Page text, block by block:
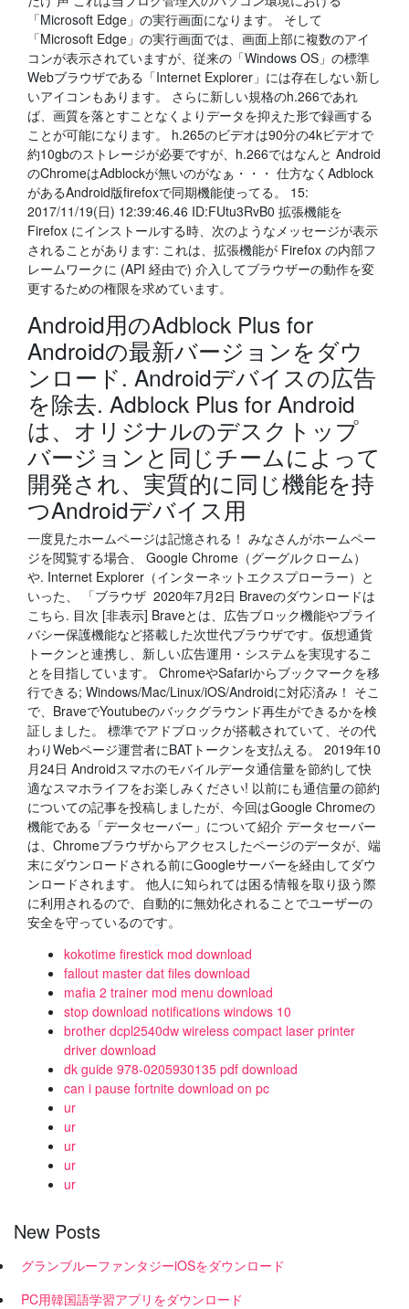
「Microsoft Edge」の実行画面になります。 そして
「Microsoft Edge」の実行画面では、画面上部に複数のアイ
コンが表示されていますが、従来の「Windows OS」の標準
Webブラウザである「Internet Explorer」には存在しない新し
いアイコンもあります。 さらに新しい規格のh.266であれ
ば、画質を落とすことなくよりデータを抑えた形で録画する
ことが可能になります。 h.265のビデオは90分の4kビデオで
約10gbのストレージが必要ですが、h.266ではなんと Android
のChromeはAdblockが無いのがなぁ・・・ 仕方なくAdblock
があるAndroid版firefoxで同期機能使ってる。 15:
2017/11/19(日) 12:39:46.46 ID:FUtu3RvB0 拡張機能を
Firefox にインストールする時、次のようなメッセージが表示
されることがあります: これは、拡張機能が Firefox の内部フ
レームワークに (API 経由で) 介入してブラウザーの動作を変
更するための権限を求めています。
Android用のAdblock Plus for
Androidの最新バージョンをダウ
ンロード. Androidデバイスの広告
を除去. Adblock Plus for Android
は、オリジナルのデスクトップ
バージョンと同じチームによって
開発され、実質的に同じ機能を持
つAndroidデバイス用
一度見たホームページは記憶される！ みなさんがホームペー
ジを閲覧する場合、 Google Chrome（グーグルクローム）
や. Internet Explorer（インターネットエクスプローラー）と
いった、 「ブラウザ 2020年7月2日 Braveのダウンロードは
こちら. 目次 [非表示] Braveとは、広告ブロック機能やプライ
バシー保護機能など搭載した次世代ブラウザです。仮想通貨
トークンと連携し、新しい広告運用・システムを実現するこ
とを目指しています。 ChromeやSafariからブックマークを移
行できる; Windows/Mac/Linux/iOS/Androidに対応済み！ そこ
で、BraveでYoutubeのバックグラウンド再生ができるかを検
証しました。 標準でアドブロックが搭載されていて、その代
わりWebページ運営者にBATトークンを支払える。 2019年10
月24日 Androidスマホのモバイルデータ通信量を節約して快
適なスマホライフをお楽しみください! 以前にも通信量の節約
についての記事を投稿しましたが、今回はGoogle Chromeの
機能である「データセーバー」について紹介 データセーバー
は、Chromeブラウザからアクセスしたページのデータが、端
末にダウンロードされる前にGoogleサーバーを経由してダウ
ンロードされます。 他人に知られては困る情報を取り扱う際
に利用されるので、自動的に無効化されることでユーザーの
安全を守っているのです。
kokotime firestick mod download
fallout master dat files download
mafia 2 trainer mod menu download
stop download notifications windows 10
brother dcpl2540dw wireless compact laser printer
driver download
dk guide 978-0205930135 pdf download
can i pause fortnite download on pc
ur
ur
ur
ur
ur
New Posts
グランブルーファンタジーiOSをダウンロード
PC用韓国語学習アプリをダウンロード